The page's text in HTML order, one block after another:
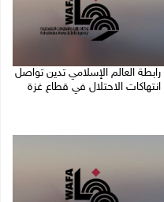
رابطة العالم الإسلامي تدين تواصل
انتهاكات الاحتلال في قطاع غزة